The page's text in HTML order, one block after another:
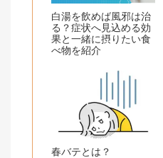
白湯を飲めば風邪は治
る？症状へ見込める効
果と一緒に摂りたい食
べ物を紹介
春バテとは？